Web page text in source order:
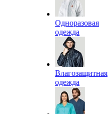
Одноразовая
одежда
Влагозащитная
одежда